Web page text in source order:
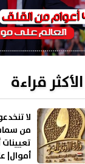
الأكثر قراءة
لا
من
أموال|